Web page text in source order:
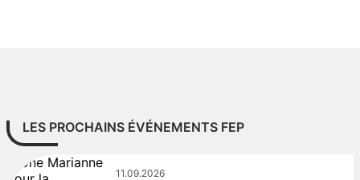
LES PROCHAINS ÉVÉNEMENTS FEP
11.09.2026